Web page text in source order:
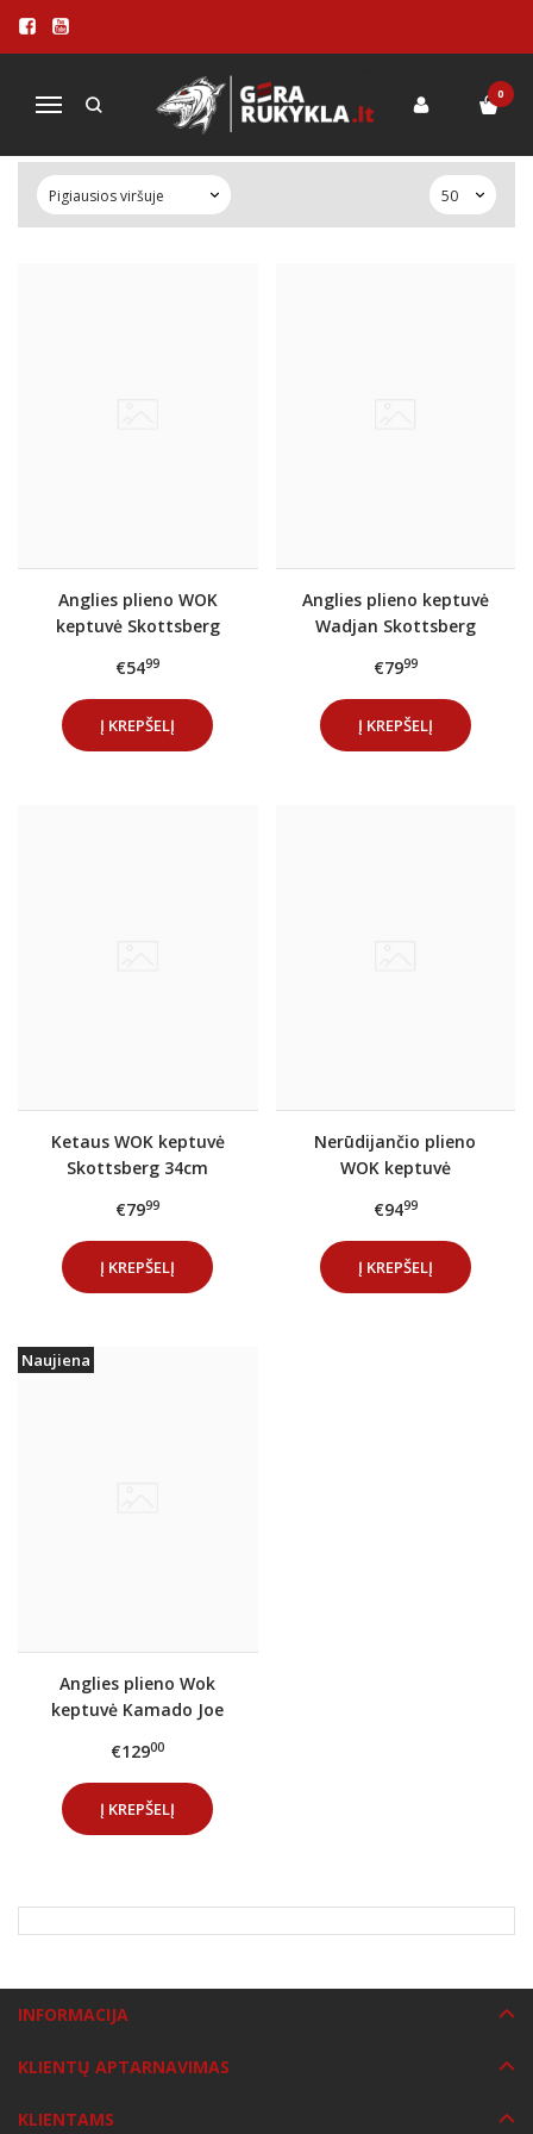
Navigacija
0
AZIJIETIŠKOS KEPTUVĖS WOK
STILIAUS GRILIO MEGĖJAMS
Pagrindinis PRIEDAI WOK
Anglies plieno WOK
keptuvė Skottsberg
dydis - 24cm
€5499
Į KREPŠELĮ
Anglies plieno keptuvė
Wadjan Skottsberg
€7999
Į KREPŠELĮ
Ketaus WOK keptuvė
Skottsberg 34cm
€7999
Į KREPŠELĮ
Nerūdijančio plieno
WOK keptuvė
€9499
Į KREPŠELĮ
Naujiena
Anglies plieno Wok
keptuvė Kamado Joe
€12900
Į KREPŠELĮ
INFORMACIJA
KLIENTŲ APTARNAVIMAS
KLIENTAMS